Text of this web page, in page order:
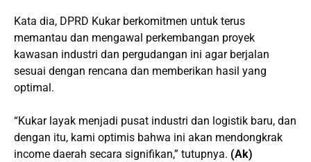
Kata dia, DPRD Kukar berkomitmen untuk terus
memantau dan mengawal perkembangan proyek
kawasan industri dan pergudangan ini agar berjalan
sesuai dengan rencana dan memberikan hasil yang
optimal.
“Kukar layak menjadi pusat industri dan logistik baru, dan
dengan itu, kami optimis bahwa ini akan mendongkrak
income daerah secara signifikan,” tutupnya. (Ak)